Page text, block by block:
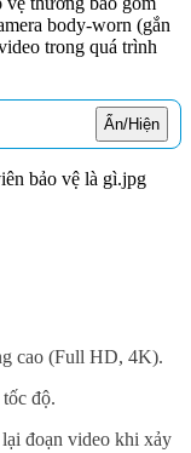
body-worn (gắn
trong quá trình
Ẩn/Hiện
cao (Full HD, 4K).
độ.
đoạn video khi xảy